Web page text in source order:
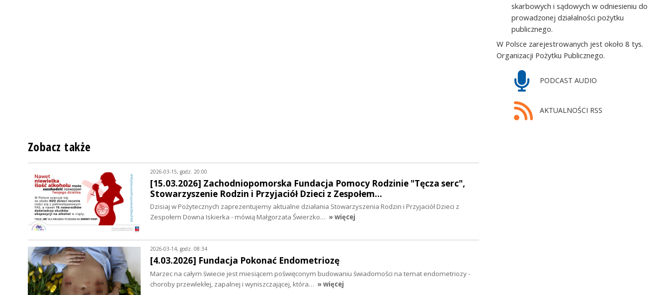
skarbowych i sądowych w odniesieniu do
prowadzonej działalności pożytku
publicznego.
W Polsce zarejestrowanych jest około 8 tys.
Organizacji Pożytku Publicznego.
PODCAST AUDIO
AKTUALNOŚCI RSS
Zobacz także
2026-03-15, godz. 20:00
[15.03.2026] Zachodniopomorska Fundacja Pomocy Rodzinie "Tęcza serc",
Stowarzyszenie Rodzin i Przyjaciół Dzieci z Zespołem…
Dzisiaj w Pożytecznych zaprezentujemy aktualne działania Stowarzyszenia Rodzin i Przyjaciół Dzieci z
Zespołem Downa Iskierka - mówią Małgorzata Świerzko… » więcej
2026-03-14, godz. 08:34
[4.03.2026] Fundacja Pokonać Endometriozę
Marzec na całym świecie jest miesiącem poświęconym budowaniu świadomości na temat endometriozy -
choroby przewlekłej, zapalnej i wyniszczającej, która… » więcej